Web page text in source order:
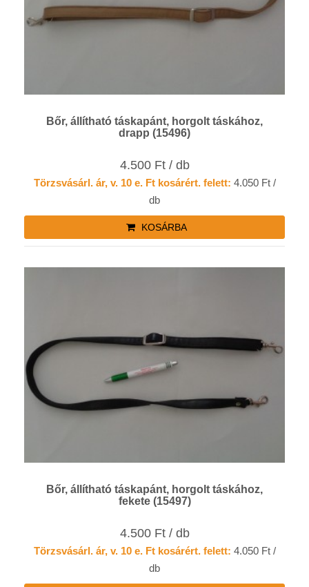
Bőr, állítható táskapánt, horgolt táskához,
drapp (15496)
4.500 Ft / db
Törzsvásárl. ár, v. 10 e. Ft kosárért. felett: 4.050 Ft /
db
KOSÁRBA
Bőr, állítható táskapánt, horgolt táskához,
fekete (15497)
4.500 Ft / db
Törzsvásárl. ár, v. 10 e. Ft kosárért. felett: 4.050 Ft /
db